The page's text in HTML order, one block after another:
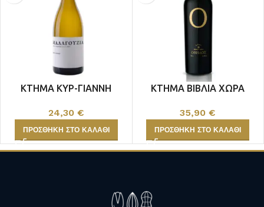
ΚΤΗΜΑ ΚΥΡ-ΓΙΑΝΝΗ
24,30 €
ΠΡΟΣΘΉΚΗ ΣΤΟ ΚΑΛΆΘΙ
ΚΤΗΜΑ ΒΙΒΛΙΑ ΧΩΡΑ
35,90€
ΠΡΟΣΘΉΚΗ ΣΤΟ ΚΑΛΆΘΙ